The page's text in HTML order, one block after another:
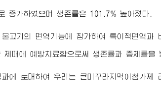
증가하였으며 생존률은 101.7% 높아졌다.
물고기의 면역기능에 참가하여 특이적면역
제때에 예방치료함으로써 생존률과 증체률을
과에 토대하여 우리는 큰미꾸라지먹이첨가